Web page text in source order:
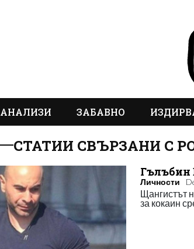
АНАЛИЗИ ЗАБАВНО
СТАТИИ СВЪРЗАНИ С
Гълъбин
Личности
Щангистът
за кокаин